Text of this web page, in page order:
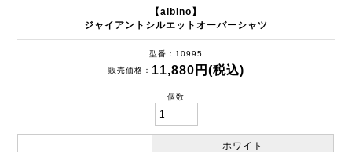
【albino】
ジャイアントシルエットオーバーシャツ
型番
10995
販売価格
11,880円(税込)
個数
ホワイト